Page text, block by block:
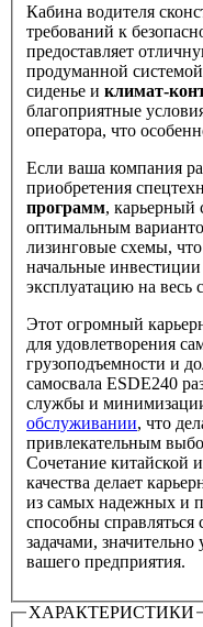
Кабина водителя
требований к
предоставляет
продуманной
сиденье и климат-
благоприятные
оператора, что
Если ваша компания
приобретения
программ, карьерный
оптимальным
лизинговые схемы,
начальные инвестиции
эксплуатацию на весь
Этот огромный
для удовлетворения
грузоподъемности и
самосвала ESDE240
службы и
обслуживании, что
привлекательным
Сочетание китайской
качества делает
из самых надежных и
способны
задачами,
вашего предприятия.
ХАРАКТЕРИСТИКИ